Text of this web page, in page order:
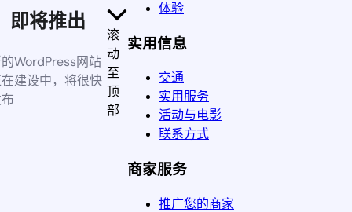
即将推出
WordPress网站
建设中，将很快
滚
动
至
顶
部
体验
实用信息
交通
实用服务
活动与电影
联系方式
商家服务
推广您的商家